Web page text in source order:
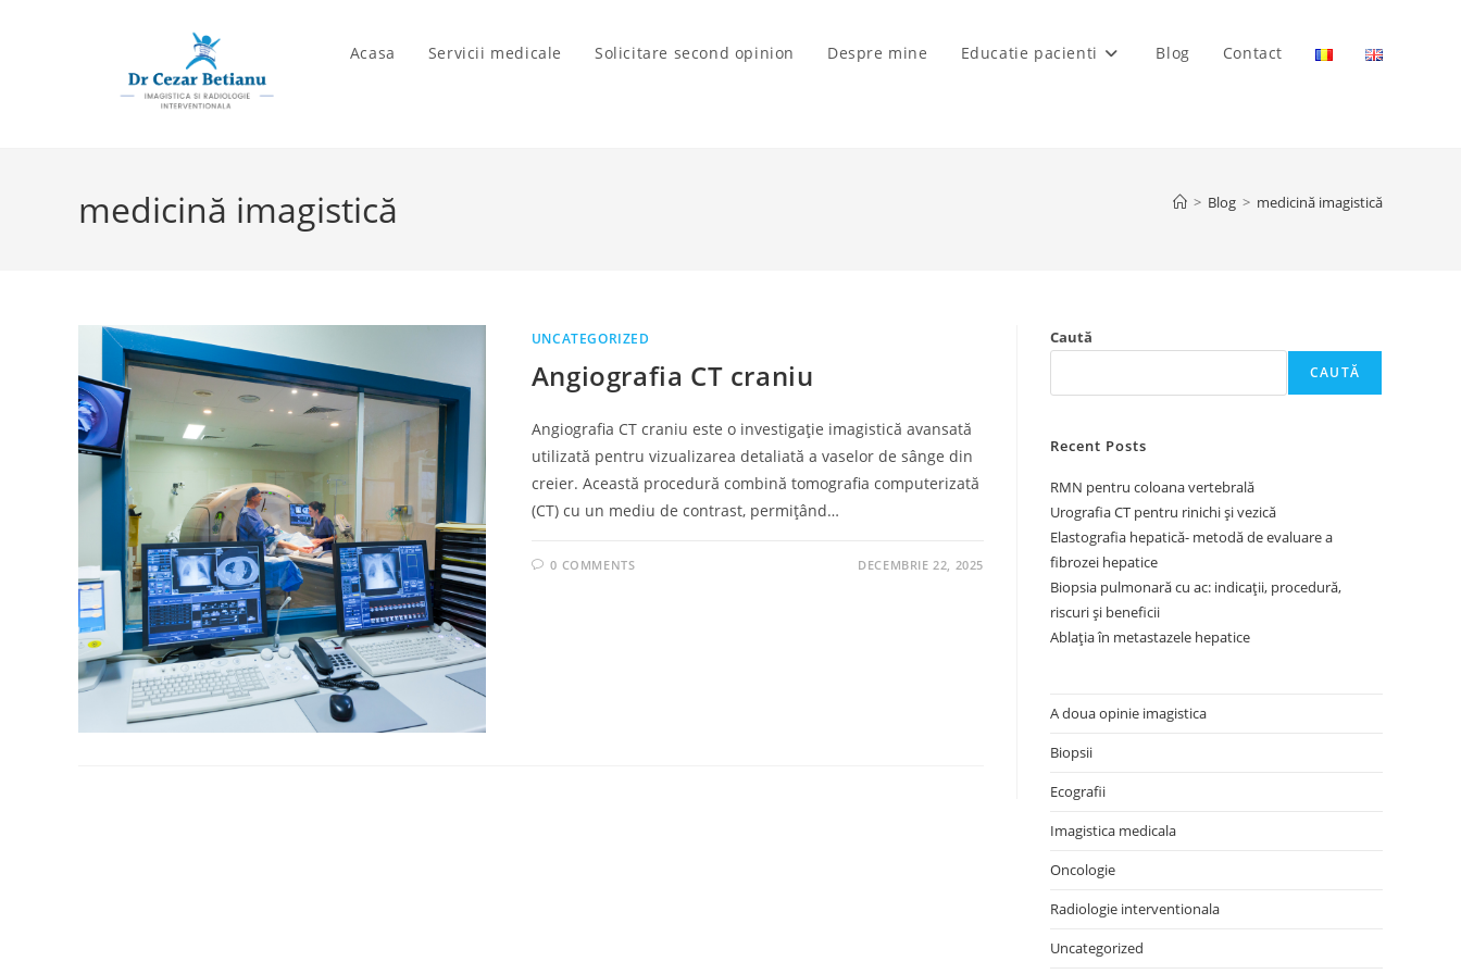
Acasa Servicii medicale Solicitare second opinion Despre mine Educatie pacienti Blog Contact
medicină imagistică > Blog > medicină imagistică
UNCATEGORIZED
Angiografia CT craniu
Angiografia CT craniu este o investigație imagistică avansată
utilizată pentru vizualizarea detaliată a vaselor de sânge din
creier. Această procedură combină tomografia computerizată
(CT) cu un mediu de contrast, permițând…
0 COMMENTS DECEMBRIE 22, 2025
Caută
CAUTĂ
Recent Posts
RMN pentru coloana vertebrală
Urografia CT pentru rinichi și vezică
Elastografia hepatică- metodă de evaluare a
fibrozei hepatice
Biopsia pulmonară cu ac: indicații, procedură,
riscuri și beneficii
Ablația în metastazele hepatice
A doua opinie imagistica
Biopsii
Ecografii
Imagistica medicala
Oncologie
Radiologie interventionala
Uncategorized